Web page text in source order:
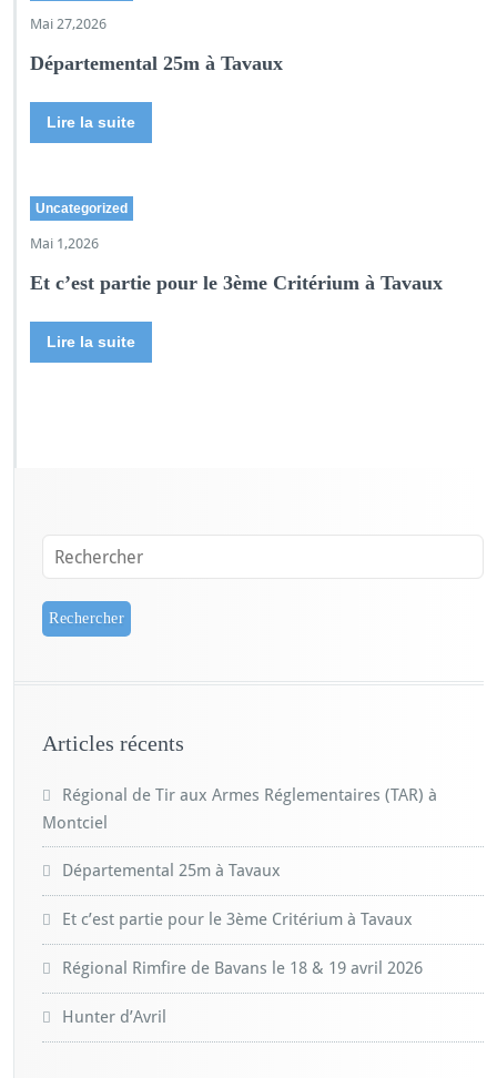
Mai 27,2026
Départemental 25m à Tavaux
Lire la suite
Uncategorized
Mai 1,2026
Et c’est partie pour le 3ème Critérium à Tavaux
Lire la suite
Articles récents
Régional de Tir aux Armes Réglementaires (TAR) à
Montciel
Départemental 25m à Tavaux
Et c’est partie pour le 3ème Critérium à Tavaux
Régional Rimfire de Bavans le 18 & 19 avril 2026
Hunter d’Avril